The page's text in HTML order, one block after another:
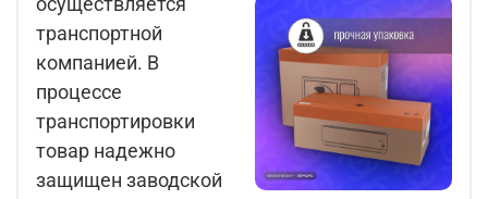
транспортной
компанией. В
процессе
транспортировки
товар надежно
защищен заводской